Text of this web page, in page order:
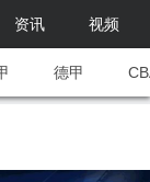
资讯 视频
德甲